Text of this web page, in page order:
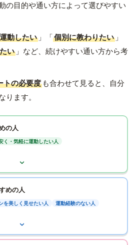
の目的や通い方によって選びやすい
動したい 」「個別に教わりたい 」
い 」など、続けやすい通い方から考
トの必要度 も合わせて見ると、自分
ります。
の人
く・気軽に運動したい人
めの人
を美しく見せたい人 運動経験のない人